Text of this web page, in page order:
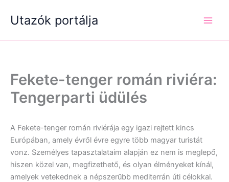
Utazók portálja
Fekete-tenger román riviéra:
Tengerparti üdülés
A Fekete-tenger román riviérája egy igazi rejtett kincs
Európában, amely évről évre egyre több magyar turistát
vonz. Személyes tapasztalataim alapján ez nem is meglepő,
hiszen közel van, megfizethető, és olyan élményeket kínál,
amelyek vetekednek a népszerűbb mediterrán úti célokkal.